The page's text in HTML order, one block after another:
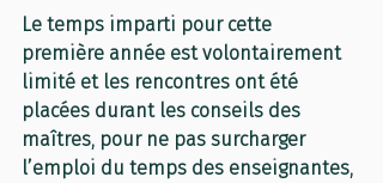
Le temps imparti pour cette
première année est volontairement
limité et les rencontres ont été
placées durant les conseils des
maîtres, pour ne pas surcharger
l’emploi du temps des enseignantes,